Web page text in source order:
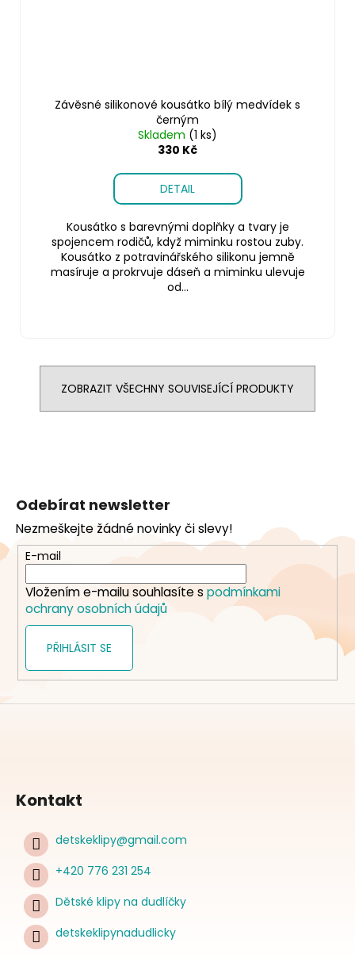
Závěsné silikonové kousátko bílý medvídek s
černým
Skladem (1 ks)
330 Kč
DETAIL
Kousátko s barevnými doplňky a tvary je
spojencem rodičů, když miminku rostou zuby.
Kousátko z potravinářského silikonu jemně
masíruje a prokrvuje dáseň a miminku ulevuje
od...
ZOBRAZIT VŠECHNY SOUVISEJÍCÍ PRODUKTY
a
t
Odebírat newsletter
Nezmeškejte žádné novinky či slevy!
E-mail
Vložením e-mailu souhlasíte s podmínkami
ochrany osobních údajů
PŘIHLÁSIT SE
Kontakt
detskeklipy@gmail.com
+420 776 231 254
Dětské klipy na dudlíčky
detskeklipynadudlicky